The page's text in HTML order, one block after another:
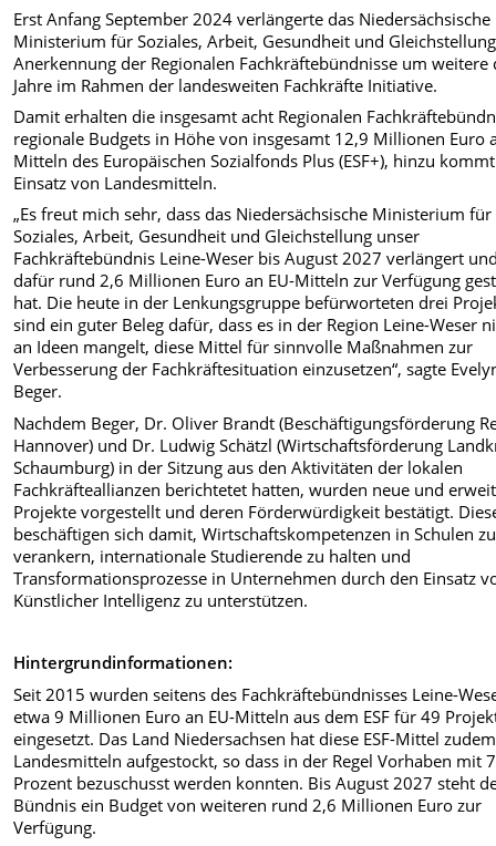
Erst Anfang September 2024 verlängerte das Niedersächsische
Ministerium für Soziales, Arbeit, Gesundheit und
Anerkennung der Regionalen Fachkräftebündnisse um weitere
Jahre im Rahmen der landesweiten Fachkräfte Initiative.
Damit erhalten die insgesamt acht Regionalen
regionale Budgets in Höhe von insgesamt 12,9 Millionen Euro
Mitteln des Europäischen Sozialfonds Plus (ESF+), hinzu
Einsatz von Landesmitteln.
„Es freut mich sehr, dass das Niedersächsische Ministerium für
Soziales, Arbeit, Gesundheit und Gleichstellung unser
Fachkräftebündnis Leine-Weser bis August 2027 verlängert
dafür rund 2,6 Millionen Euro an EU-Mitteln zur Verfügung
hat. Die heute in der Lenkungsgruppe befürworteten drei
sind ein guter Beleg dafür, dass es in der Region Leine-Weser
an Ideen mangelt, diese Mittel für sinnvolle Maßnahmen zur
Verbesserung der Fachkräftesituation einzusetzen“, sagte
Beger.
Nachdem Beger, Dr. Oliver Brandt (Beschäftigungsförderung
Hannover) und Dr. Ludwig Schätzl (Wirtschaftsförderung
Schaumburg) in der Sitzung aus den Aktivitäten der lokalen
Fachkräfteallianzen berichtetet hatten, wurden neue und
Projekte vorgestellt und deren Förderwürdigkeit bestätigt.
beschäftigen sich damit, Wirtschaftskompetenzen in Schulen zu
verankern, internationale Studierende zu halten und
Transformationsprozesse in Unternehmen durch den Einsatz
Künstlicher Intelligenz zu unterstützen.
Hintergrundinformationen:
Seit 2015 wurden seitens des Fachkräftebündnisses Leine-
etwa 9 Millionen Euro an EU-Mitteln aus dem ESF für 49
eingesetzt. Das Land Niedersachsen hat diese ESF-Mittel
Landesmitteln aufgestockt, so dass in der Regel Vorhaben mit
Prozent bezuschusst werden konnten. Bis August 2027 steht
Bündnis ein Budget von weiteren rund 2,6 Millionen Euro zur
Verfügung.